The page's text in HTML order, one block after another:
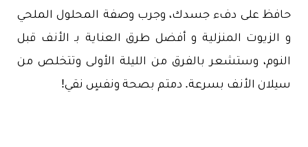
حافظ على دفء جسدك، وجرب وصفة المحلول الملحي
و الزيوت المنزلية و أفضل طرق العناية بـ الأنف قبل
النوم، وستشعر بالفرق من الليلة الأولى وتتخلص من
سيلان الأنف بسرعة. دمتم بصحة ونفسٍ نقي!